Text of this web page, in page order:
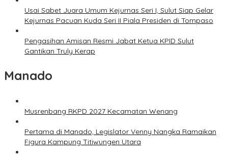
Usai Sabet Juara Umum Kejurnas Seri I, Sulut Siap Gelar
Kejurnas Pacuan Kuda Seri II Piala Presiden di Tompaso
Pengasihan Amisan Resmi Jabat Ketua KPID Sulut
Gantikan Truly Kerap
Manado
Musrenbang RKPD 2027 Kecamatan Wenang
Pertama di Manado, Legislator Venny Nangka Ramaikan
Figura Kampung Titiwungen Utara